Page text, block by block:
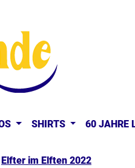
SHIRTS 60 JAHRE
Elfter im Elften 2022